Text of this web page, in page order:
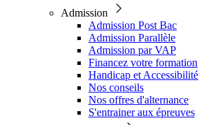
Admission
Admission Post Bac
Admission Parallèle
Admission par VAP
Financez votre formation
Handicap et Accessibilité
Nos conseils
Nos offres d'alternance
S'entrainer aux épreuves